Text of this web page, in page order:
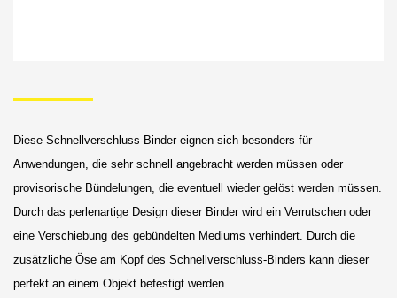
to
the
beginning
of
the
images
gallery
Diese Schnellverschluss-Binder eignen sich besonders für
Anwendungen, die sehr schnell angebracht werden müssen oder
provisorische Bündelungen, die eventuell wieder gelöst werden müssen.
Durch das perlenartige Design dieser Binder wird ein Verrutschen oder
eine Verschiebung des gebündelten Mediums verhindert. Durch die
zusätzliche Öse am Kopf des Schnellverschluss-Binders kann dieser
perfekt an einem Objekt befestigt werden.